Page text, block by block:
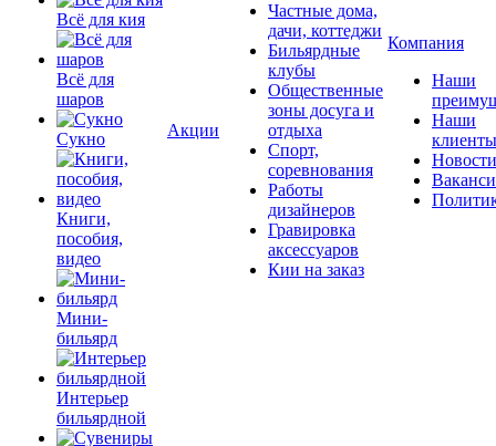
Всё для кия
Всё для
шаров
Сукно
Книги,
пособия,
видео
Мини-
бильярд
Интерьер
бильярдной
Акции
Частные дома,
дачи, коттеджи
Бильярдные
клубы
Общественные
зоны досуга и
отдыха
Спорт,
соревнования
Работы
дизайнеров
Гравировка
аксессуаров
Кии на заказ
Компания
Наши
Наши
клиенты
Новости